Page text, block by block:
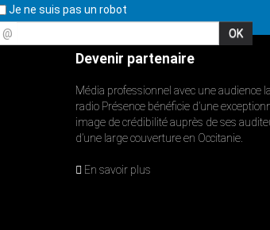
Je ne suis pas un robot
@
Devenir partenaire
Média professionnel avec une audience
radio Présence bénéficie d’une
image de crédibilité auprès de ses
d’une large couverture en Occitanie.
En savoir plus